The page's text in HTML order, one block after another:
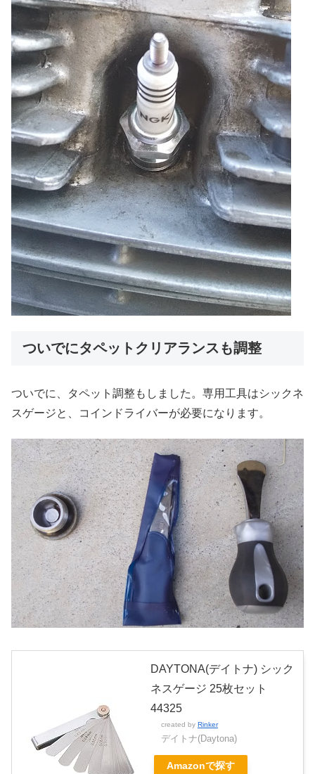
ついでにタペットクリアランスも調整
ついでに、タペット調整もしました。専用工具はシックネ
スゲージと、コインドライバーが必要になります。
DAYTONA(デイトナ) シック
ネスゲージ 25枚セット
44325
created by Rinker
デイトナ(Daytona)
Amazonで探す